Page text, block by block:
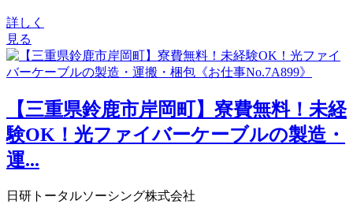
詳しく
見る
【三重県鈴鹿市岸岡町】寮費無料！未経
験OK！光ファイバーケーブルの製造・
運...
日研トータルソーシング株式会社